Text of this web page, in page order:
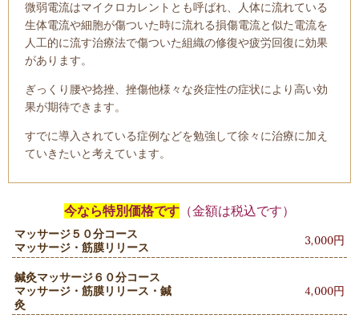
微弱電流はマイクロカレントとも呼ばれ、人体に流れている
生体電流や細胞が傷ついた時に流れる損傷電流と似た電流を
人工的に流す治療法で傷ついた組織の修復や疲労回復に効果
があります。
ぎっくり腰や捻挫、挫傷他様々な炎症性の症状により高い効
果が期待できます。
すでに導入されている症例などを勉強して徐々に治療に加え
ていきたいと考えています。
今なら特別価格です （金額は税込です）
マッサージ５０分コース
マッサージ・筋膜リリース
3,000円
鍼灸マッサージ６０分コース
マッサージ・筋膜リリース・鍼
灸
4,000円